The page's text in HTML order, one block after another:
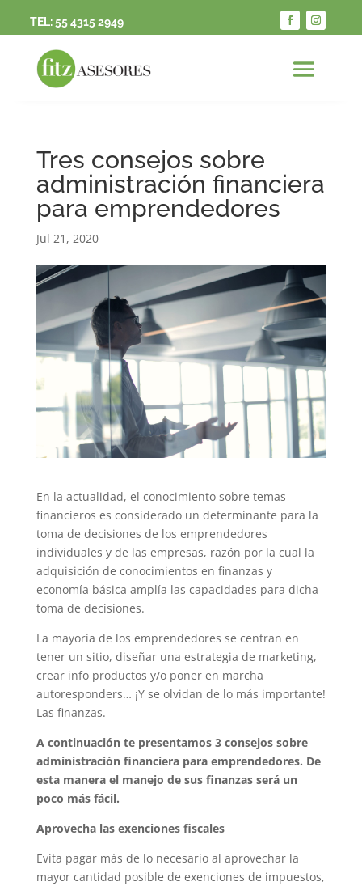
TEL:55 4315 2949
Tres consejos sobre
administración financiera
para emprendedores
Jul 21, 2020
En la actualidad, el conocimiento sobre temas
financieros es considerado un determinante para la
toma de decisiones de los emprendedores
individuales y de las empresas, razón por la cual la
adquisición de conocimientos en finanzas y
economía básica amplía las capacidades para dicha
toma de decisiones.
La mayoría de los emprendedores se centran en
tener un sitio, diseñar una estrategia de marketing,
crear info productos y/o poner en marcha
autoresponders… ¡Y se olvidan de lo más importante!
Las finanzas.
A continuación te presentamos 3 consejos sobre
administración financiera para emprendedores. De
esta manera el manejo de sus finanzas será un
poco más fácil.
Aprovecha las exenciones fiscales
Evita pagar más de lo necesario al aprovechar la
mayor cantidad posible de exenciones de impuestos,